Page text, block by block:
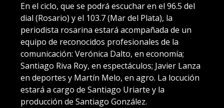
En el ciclo, que se podrá escuchar en el 96.5 del
dial (Rosario) y el 103.7 (Mar del Plata), la
periodista rosarina estará acompañada de un
equipo de reconocidos profesionales de la
comunicación: Verónica Dalto, en economía;
Santiago Riva Roy, en espectáculos; Javier Lanza
en deportes y Martín Melo, en agro. La locución
estará a cargo de Santiago Uriarte y la
producción de Santiago González.